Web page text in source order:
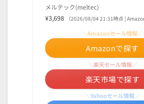
メルテック(meltec)
¥3,698
（2026/08/04 21:31時点 |
＼Amazonセール情報／
Amazonで探す
＼楽天セール情報／
楽天市場で探す
＼Yahooセール情報／